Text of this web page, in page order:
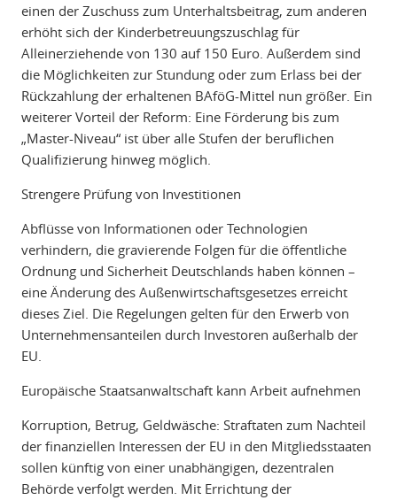
einen der Zuschuss zum Unterhaltsbeitrag, zum anderen
erhöht sich der Kinderbetreuungszuschlag für
Alleinerziehende von 130 auf 150 Euro. Außerdem sind
die Möglichkeiten zur Stundung oder zum Erlass bei der
Rückzahlung der erhaltenen BAföG-Mittel nun größer. Ein
weiterer Vorteil der Reform: Eine Förderung bis zum
„Master-Niveau“ ist über alle Stufen der beruflichen
Qualifizierung hinweg möglich.
Strengere Prüfung von Investitionen
Abflüsse von Informationen oder Technologien
verhindern, die gravierende Folgen für die öffentliche
Ordnung und Sicherheit Deutschlands haben können –
eine Änderung des Außenwirtschaftsgesetzes erreicht
dieses Ziel. Die Regelungen gelten für den Erwerb von
Unternehmensanteilen durch Investoren außerhalb der
EU.
Europäische Staatsanwaltschaft kann Arbeit aufnehmen
Korruption, Betrug, Geldwäsche: Straftaten zum Nachteil
der finanziellen Interessen der EU in den Mitgliedsstaaten
sollen künftig von einer unabhängigen, dezentralen
Behörde verfolgt werden. Mit Errichtung der